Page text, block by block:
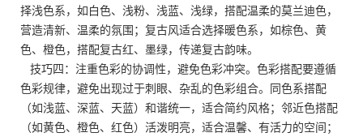
择浅色系，如白色、浅粉、浅蓝、浅绿，搭配温柔的莫兰迪色，
营造清新、温柔的氛围；复古风适合选择暖色系，如棕色、黄
色、橙色，搭配复古红、墨绿，传递复古韵味。
技巧四：注重色彩的协调性，避免色彩冲突。色彩搭配要遵循
色彩规律，避免出现过于刺眼、杂乱的色彩组合。同色系搭配
（如浅蓝、深蓝、天蓝）和谐统一，适合简约风格；邻近色搭配
（如黄色、橙色、红色）活泼明亮，适合温馨、有活力的空间；